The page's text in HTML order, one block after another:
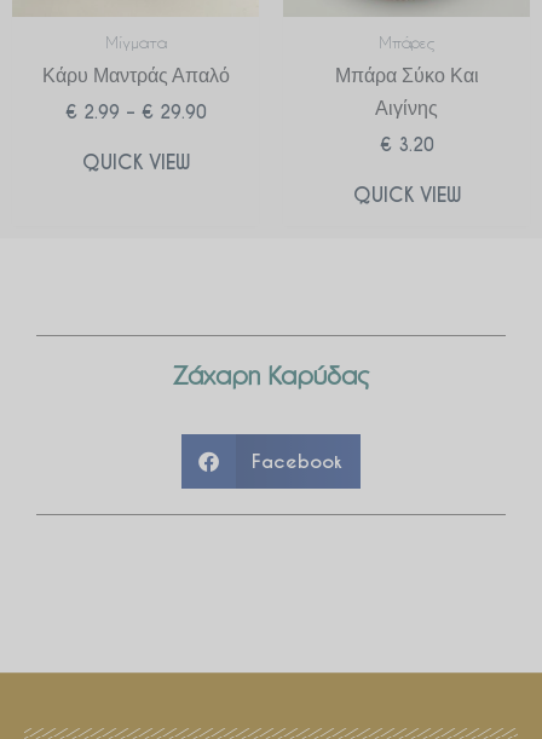
Μίγματα
Κάρυ Μαντράς Απαλό
€ 2.99 – € 29.90
QUICK VIEW
Μπάρες
Μπάρα Σύκο Και
Αιγίνης
€ 3.20
QUICK VIEW
Ζάχαρη Καρύδας
Facebook